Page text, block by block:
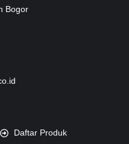
Bogor
Daftar Produk